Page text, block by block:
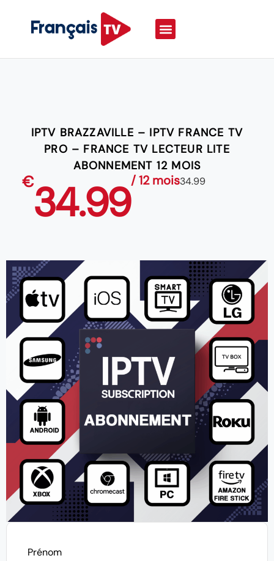
IPTV BRAZZAVILLE – IPTV FRANCE TV
PRO – FRANCE TV LECTEUR LITE
ABONNEMENT 12 MOIS
€34.99/ 12 mois34.99
Prénom